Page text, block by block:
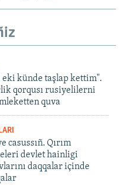
eki künde taşlap kettim".
qorqusı rusiyelilerni
quva
casussıñ. Qırım
devlet hainligi
daqqalar içinde